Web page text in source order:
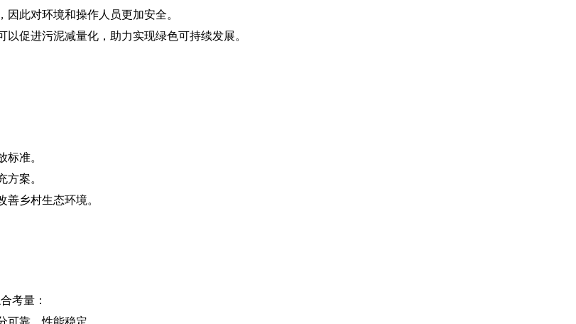
此对环境和操作人员更加安全。
促进污泥减量化，助力实现绿色可持续发展。
标准。
方案。
乡村生态环境。
考量：